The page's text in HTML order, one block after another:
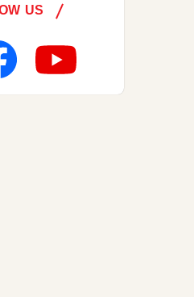
US